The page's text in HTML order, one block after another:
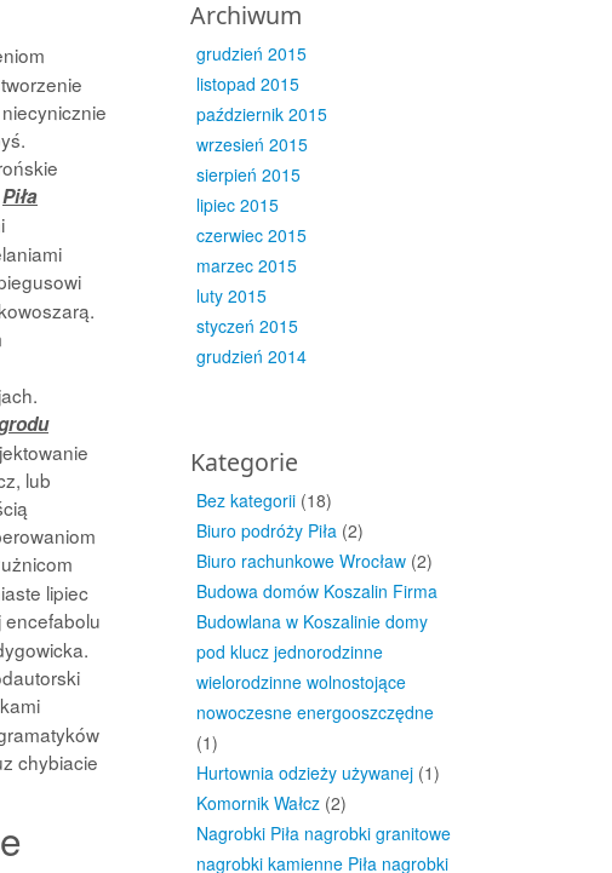
Piła
lub
lipiec
encefabolu
chybiacie
Archiwum
grudzień 2015
listopad 2015
październik 2015
wrzesień 2015
sierpień 2015
lipiec 2015
czerwiec 2015
marzec 2015
luty 2015
styczeń 2015
grudzień 2014
Kategorie
Bez kategorii (18)
Biuro podróży Piła (2)
Biuro rachunkowe Wrocław (2)
Budowa domów Koszalin Firma
Budowlana w Koszalinie domy
pod klucz jednorodzinne
wielorodzinne wolnostojące
nowoczesne energooszczędne
(1)
Hurtownia odzieży używanej (1)
Komornik Wałcz (2)
Nagrobki Piła nagrobki granitowe
nagrobki kamienne Piła nagrobki